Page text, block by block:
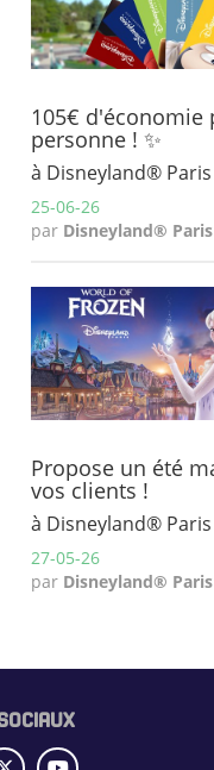
105€ d'économie
personne ! ✨
à Disneyland® Paris
25-06-26
par Disneyland® Paris
Propose un été
vos clients !
à Disneyland® Paris
27-05-26
par Disneyland® Paris